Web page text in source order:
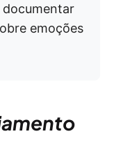
documentar
emoções